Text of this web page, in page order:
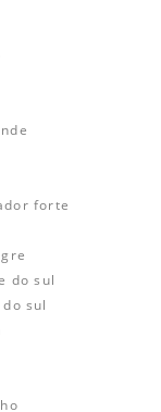
forte
do sul
sul